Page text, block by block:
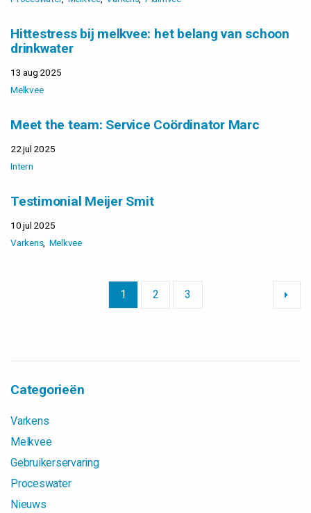
Hittestress bij melkvee: het belang van schoon
drinkwater
13 aug 2025
Melkvee
Meet the team: Service Coördinator Marc
22 jul 2025
Intern
Testimonial Meijer Smit
10 jul 2025
Varkens Melkvee
1 2 3
Categorieën
Varkens
Melkvee
Gebruikerservaring
Proceswater
Nieuws